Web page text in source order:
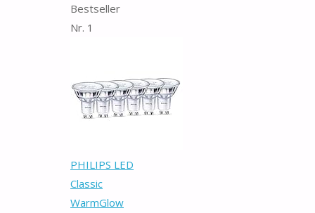
Bestseller
Nr. 1
PHILIPS LED
Classic
WarmGlow